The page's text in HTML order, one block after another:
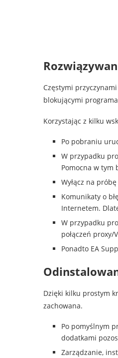
Częstymi
blokującymi
Korzystając z kilku
Po pobraniu
W przypadku
Pomocna w tym
Wyłącz na
Komunikaty o
Internetem.
W przypadku
połączeń proxy/
Ponadto EA
Dzięki kilku prostym
zachowana.
Po pomyślnym
dodatkami
Zarządzanie,